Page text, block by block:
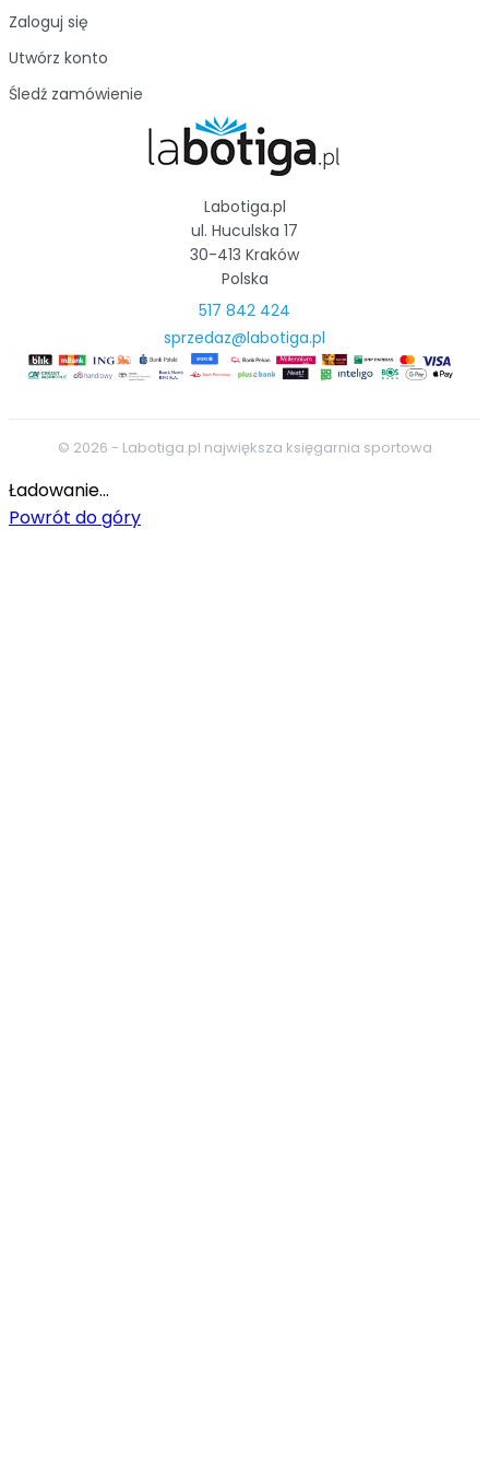
Zaloguj się
Utwórz konto
Śledź zamówienie
Labotiga.pl
ul. Huculska 17
30-413 Kraków
Polska
517 842 424
sprzedaz@labotiga.pl
© 2026 - Labotiga.pl największa księgarnia sportowa
Ładowanie...
Powrót do góry